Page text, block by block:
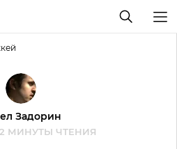
Задорин
2 МИНУТЫ ЧТЕНИЯ